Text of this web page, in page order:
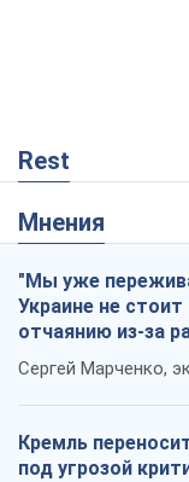
Rest
Мнения
"Мы уже
Украине не
отчаянию из-за
Сергей Марченко,
Кремль
под угрозой